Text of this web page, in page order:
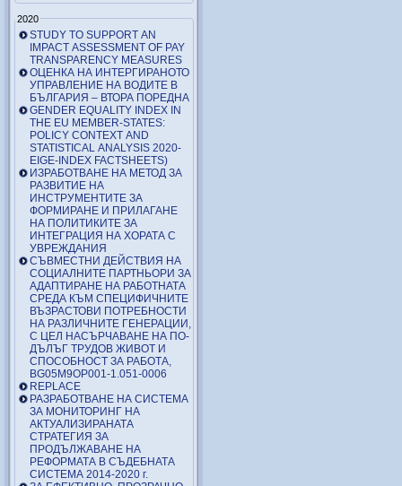
2020
STUDY TO SUPPORT AN
IMPACT ASSESSMENT OF PAY
TRANSPARENCY MEASURES
ОЦЕНКА НА ИНТЕРГИРАНОТО
УПРАВЛЕНИЕ НА ВОДИТЕ В
БЪЛГАРИЯ – ВТОРА ПОРЕДНА
GENDER EQUALITY INDEX IN
THE EU MEMBER-STATES:
POLICY CONTEXT AND
STATISTICAL ANALYSIS 2020-
EIGE-INDEX FACTSHEETS)
ИЗРАБОТВАНЕ НА МЕТОД ЗА
РАЗВИТИЕ НА
ИНСТРУМЕНТИТЕ ЗА
ФОРМИРАНЕ И ПРИЛАГАНЕ
НА ПОЛИТИКИТЕ ЗА
ИНТЕГРАЦИЯ НА ХОРАТА С
УВРЕЖДАНИЯ
СЪВМЕСТНИ ДЕЙСТВИЯ НА
СОЦИАЛНИТЕ ПАРТНЬОРИ ЗА
АДАПТИРАНЕ НА РАБОТНАТА
СРЕДА КЪМ СПЕЦИФИЧНИТЕ
ВЪЗРАСТОВИ ПОТРЕБНОСТИ
НА РАЗЛИЧНИТЕ ГЕНЕРАЦИИ,
С ЦЕЛ НАСЪРЧАВАНЕ НА ПО-
ДЪЛЪГ ТРУДОВ ЖИВОТ И
СПОСОБНОСТ ЗА РАБОТА,
BG05M9OP001-1.051-0006
REPLACE
РАЗРАБОТВАНЕ НА СИСТЕМА
ЗА МОНИТОРИНГ НА
АКТУАЛИЗИРАНАТА
СТРАТЕГИЯ ЗА
ПРОДЪЛЖАВАНЕ НА
РЕФОРМАТА В СЪДЕБНАТА
СИСТЕМА 2014-2020 г.